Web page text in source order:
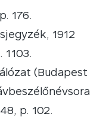
176.
1912
1103.
(Budapest
p. 102.